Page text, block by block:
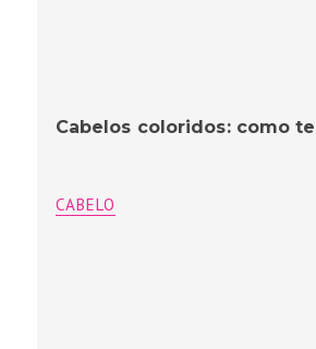
Cabelos coloridos: como
CABELO